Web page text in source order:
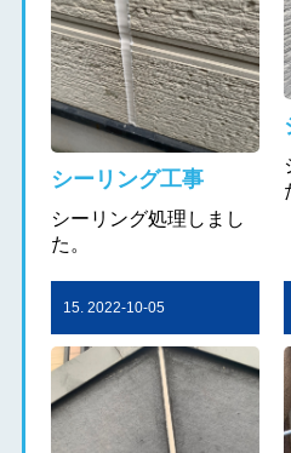
シーリング工事
シーリング処理しまし
た。
15. 2022-10-05